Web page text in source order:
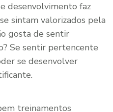
desenvolvimento faz
sintam valorizados pela
gosta de sentir
Se sentir pertencente
se desenvolver
treinamentos